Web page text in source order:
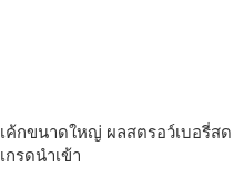
เค้กขนาดใหญ่ ผลสตรอว์เบอรี่สด
เกรดนำเข้า